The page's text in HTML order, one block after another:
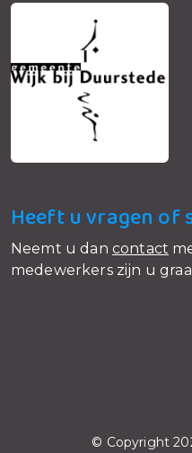
Heeft u vragen of
Neemt u dan contact
medewerkers zijn u
© Copyright